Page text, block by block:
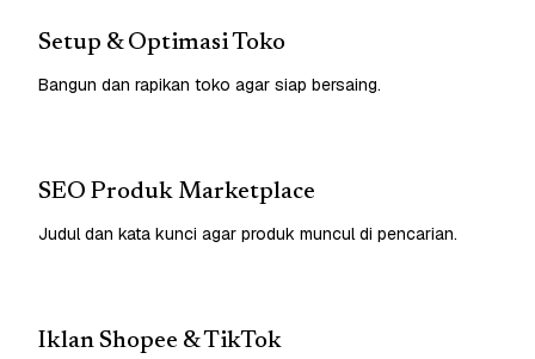
Setup & Optimasi Toko
Bangun dan rapikan toko agar siap bersaing.
SEO Produk Marketplace
Judul dan kata kunci agar produk muncul di pencarian.
Iklan Shopee & TikTok